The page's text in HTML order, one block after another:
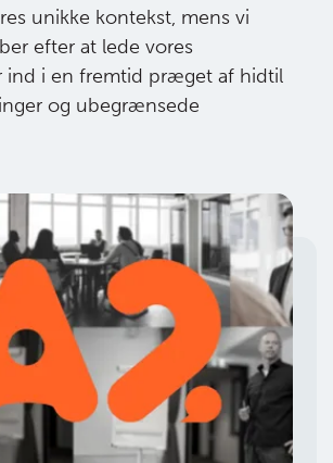
unikke kontekst, mens vi
efter at lede vores
ind i en fremtid præget af hidtil
og ubegrænsede